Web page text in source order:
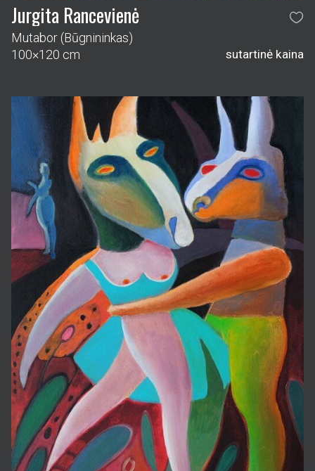
Jurgita Rancevienė
Mutabor (Būgnininkas)
100×120 cm
sutartinė kaina